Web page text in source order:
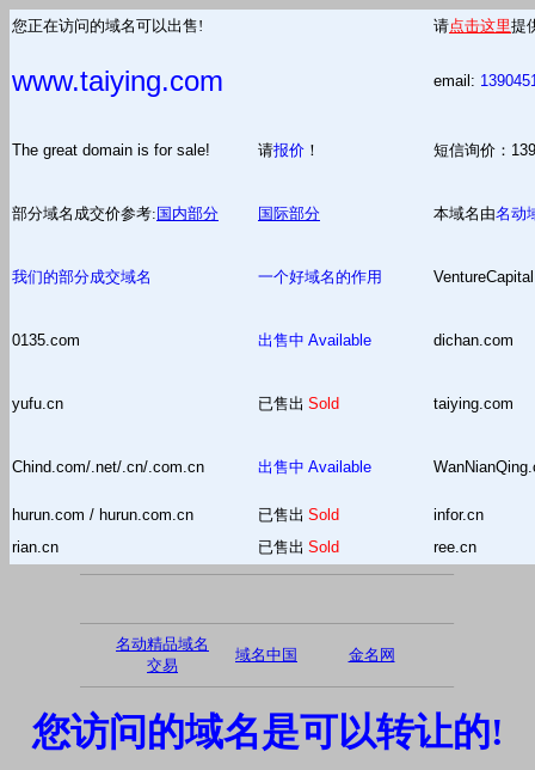
您正在访问的域名可以出售! 请点击这里提
www.taiying.com email:
The great domain is for sale! 请报价 ！ 短信询价：
部分域名成交价参考: 国内部分 国际部分 本域名由名动
我们的部分成交域名 一个好域名的作用
0135.com 出售中 Available dichan.com
yufu.cn 已售出 Sold taiying.com
Chind.com/.net/.cn/.com.cn 出售中 Available
hurun.com / hurun.com.cn 已售出 Sold
infor.cn
rian.cn
已售出 Sold ree.cn
名动精品域名
交易
域名中国 金名网
您访问的域名是可以转让的!